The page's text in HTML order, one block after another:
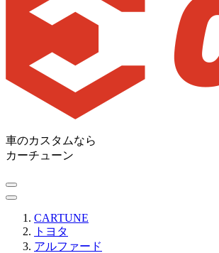
車のカスタムなら
カーチューン
CARTUNE
トヨタ
アルファード